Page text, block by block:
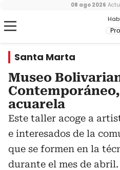
08 ago 2026
Santa Marta
Museo
acuarela
Este taller acoge a
e interesados de la
que se formen en la
durante el mes de abril.